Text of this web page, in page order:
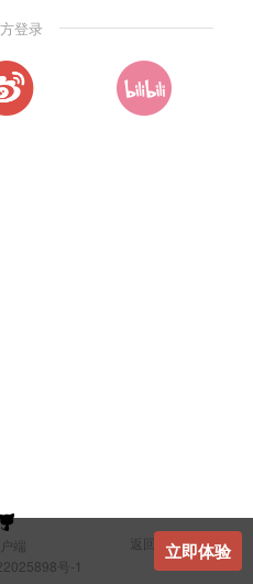
登录
端
返回顶部
号-1
立即体验